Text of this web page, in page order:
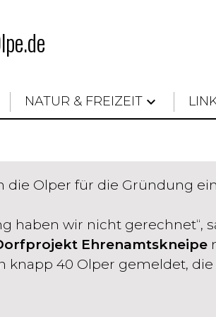
NATUR & FREIZEIT keyboard_arrow_down
die Olper für die Gründung
haben wir nicht gerechnet“,
Ehrenamtskneipe
knapp 40 Olper gemeldet,